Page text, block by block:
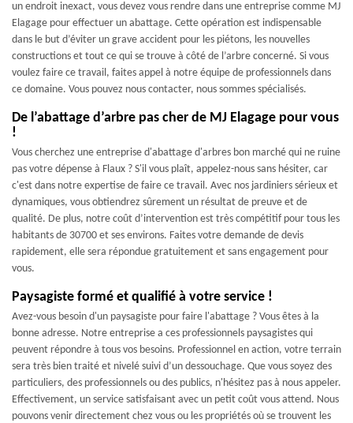
un endroit inexact, vous devez vous rendre dans une entreprise comme MJ
Elagage pour effectuer un abattage. Cette opération est indispensable
dans le but d’éviter un grave accident pour les piétons, les nouvelles
constructions et tout ce qui se trouve à côté de l’arbre concerné. Si vous
voulez faire ce travail, faites appel à notre équipe de professionnels dans
ce domaine. Vous pouvez nous contacter, nous sommes spécialisés.
De l’abattage d’arbre pas cher de MJ Elagage pour vous
!
Vous cherchez une entreprise d'abattage d'arbres bon marché qui ne ruine
pas votre dépense à Flaux ? S'il vous plaît, appelez-nous sans hésiter, car
c'est dans notre expertise de faire ce travail. Avec nos jardiniers sérieux et
dynamiques, vous obtiendrez sûrement un résultat de preuve et de
qualité. De plus, notre coût d’intervention est très compétitif pour tous les
habitants de 30700 et ses environs. Faites votre demande de devis
rapidement, elle sera répondue gratuitement et sans engagement pour
vous.
Paysagiste formé et qualifié à votre service !
Avez-vous besoin d'un paysagiste pour faire l'abattage ? Vous êtes à la
bonne adresse. Notre entreprise a ces professionnels paysagistes qui
peuvent répondre à tous vos besoins. Professionnel en action, votre terrain
sera très bien traité et nivelé suivi d’un dessouchage. Que vous soyez des
particuliers, des professionnels ou des publics, n'hésitez pas à nous appeler.
Effectivement, un service satisfaisant avec un petit coût vous attend. Nous
pouvons venir directement chez vous ou les propriétés où se trouvent les